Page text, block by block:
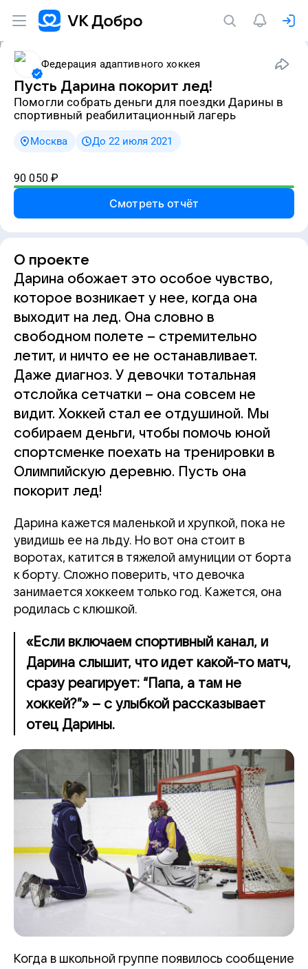
Федерация адаптивного хоккея
Пусть Дарина покорит лед!
Помогли собрать деньги для поездки Дарины в
спортивный реабилитационный лагерь
Москва До 22 июля 2021
90 050 ₽
Смотреть отчёт
О проекте
Дарина обожает это особое чувство,
которое возникает у нее, когда она
выходит на лед. Она словно в
свободном полете – стремительно
летит, и ничто ее не останавливает.
Даже диагноз. У девочки тотальная
отслойка сетчатки – она совсем не
видит. Хоккей стал ее отдушиной. Мы
собираем деньги, чтобы помочь юной
спортсменке поехать на тренировки в
Олимпийскую деревню. Пусть она
покорит лед!
Дарина кажется маленькой и хрупкой, пока не
увидишь ее на льду. Но вот она стоит в
воротах, катится в тяжелой амуниции от борта
к борту. Сложно поверить, что девочка
занимается хоккеем только год. Кажется, она
родилась с клюшкой.
«Если включаем спортивный канал, и
Дарина слышит, что идет какой-то матч,
сразу реагирует: “Папа, а там не
хоккей?”» – с улыбкой рассказывает
отец Дарины.
Когда в школьной группе появилось сообщение